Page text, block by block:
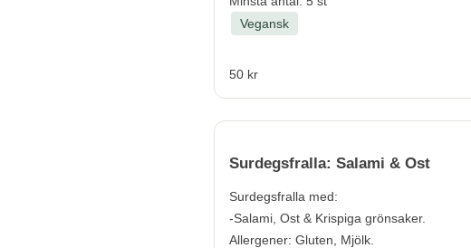
Vegansk
50 kr
Surdegsfralla: Salami & Ost
Surdegsfralla med:
-Salami, Ost & Krispiga grönsaker.
Allergener: Gluten, Mjölk.